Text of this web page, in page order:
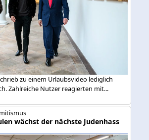
zu einem Urlaubsvideo lediglich
Zahlreiche Nutzer reagierten mit...
wächst der nächste Judenhass